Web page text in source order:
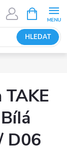
HLEDAT
NÁKUPNÍ
KOŠÍK
D06